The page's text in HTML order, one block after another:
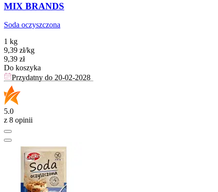
MIX BRANDS
Soda oczyszczona
1 kg
9,39 zł/kg
Cena
9,39 zł
Do koszyka
Przydatny do 20-02-2028
5.0
z 8 opinii